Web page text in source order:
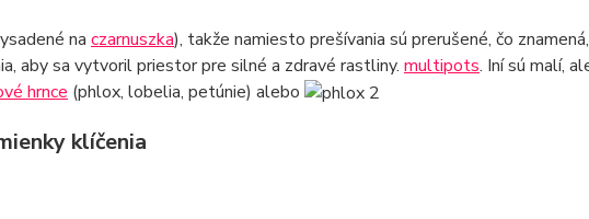
na czarnuszka), takže namiesto prešívania sú prerušené, čo
aby sa vytvoril priestor pre silné a zdravé rastliny. multipots. Iní sú malí,
hrnce (phlox, lobelia, petúnie) alebo
klíčenia